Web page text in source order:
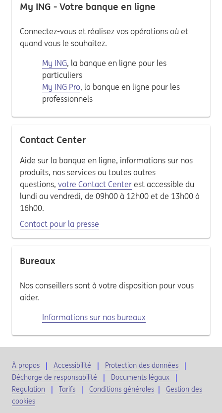
My ING - Votre banque en ligne
Connectez-vous et réalisez vos opérations où et
quand vous le souhaitez.
My ING, la banque en ligne pour les
particuliers
My ING Pro, la banque en ligne pour les
professionnels
Contact Center
Aide sur la banque en ligne, informations sur nos
produits, nos services ou toutes autres
questions, votre Contact Center est accessible du
lundi au vendredi, de 09h00 à 12h00 et de 13h00 à
16h00.
Contact pour la presse
Bureaux
Nos conseillers sont à votre disposition pour vous
aider.
Informations sur nos bureaux
À propos Accessibilité
Protection des données
Décharge de responsabilité
Documents légaux
Regulation
Tarifs Conditions générales | Gestion des
cookies